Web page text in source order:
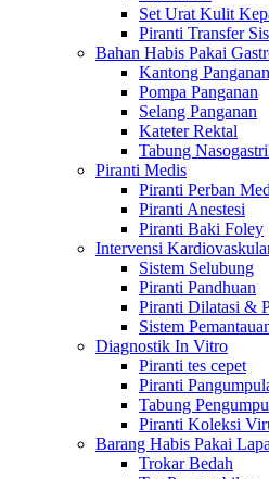
Set Urat Kulit
Piranti Transfer
Bahan Habis Pakai
Kantong Panganan
Pompa Panganan
Selang Panganan
Kateter Rektal
Tabung
Piranti Medis
Piranti Perban
Piranti Anestesi
Piranti Baki Foley
Intervensi
Sistem Selubung
Piranti Pandhuan
Piranti Dilatasi &
Sistem
Diagnostik In Vitro
Piranti tes cepet
Piranti
Tabung
Piranti Koleksi
Barang Habis Pakai
Trokar Bedah